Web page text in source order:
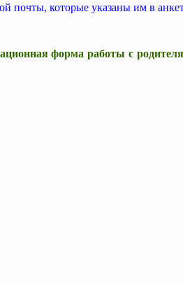
почты, которые указаны им в
форма работы с